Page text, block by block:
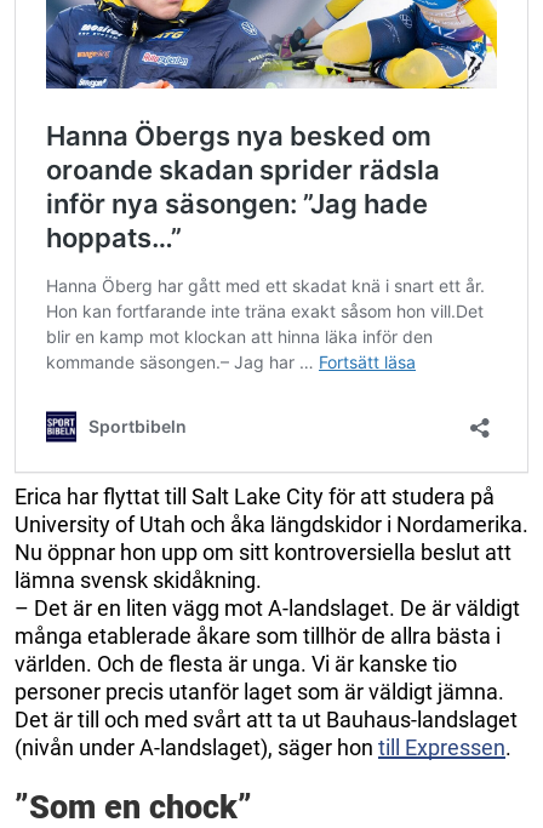
Erica har flyttat till Salt Lake City för att studera på
University of Utah och åka längdskidor i Nordamerika.
Nu öppnar hon upp om sitt kontroversiella beslut att
lämna svensk skidåkning.
– Det är en liten vägg mot A-landslaget. De är väldigt
många etablerade åkare som tillhör de allra bästa i
världen. Och de flesta är unga. Vi är kanske tio
personer precis utanför laget som är väldigt jämna.
Det är till och med svårt att ta ut Bauhaus-landslaget
(nivån under A-landslaget), säger hon till Expressen.
”Som en chock”